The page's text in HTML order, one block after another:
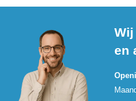
en